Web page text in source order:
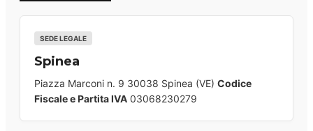
SEDE LEGALE
Spinea
Piazza Marconi n. 9 30038 Spinea (VE) Codice
Fiscale e Partita IVA 03068230279